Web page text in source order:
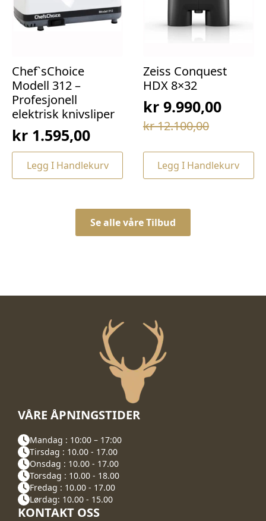
Chef`sChoice
Modell 312 –
Profesjonell
elektrisk knivsliper
kr 1.595,00
Legg I Handlekurv
Zeiss Conquest
HDX 8×32
kr12.100,00
Opprinnelig
var:
kr 12.100,00.
kr9.990,00
Nåværende
er:
kr 9.990,00.
Legg I Handlekurv
Se alle våre Tilbud
VÅRE ÅPNINGSTIDER
Mandag : 10:00 – 17:00
Tirsdag : 10.00 - 17.00
Onsdag : 10.00 - 17.00
Torsdag : 10.00 - 18.00
Fredag : 10.00 - 17.00
Lørdag: 10.00 - 15.00
KONTAKT OSS